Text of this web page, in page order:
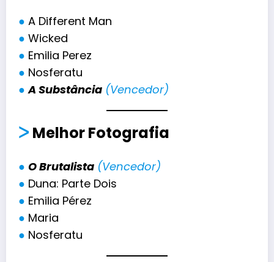
● A Different Man
● Wicked
● Emilia Perez
● Nosferatu
● A Substância (Vencedor)
ᐳMelhor Fotografia
● O Brutalista (Vencedor)
● Duna: Parte Dois
● Emilia Pérez
● Maria
● Nosferatu